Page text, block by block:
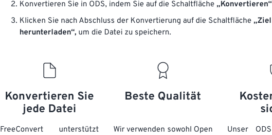
Konvertieren Sie in ODS, indem Sie auf die Schaltfläche „Konvertieren“
Klicken Sie nach Abschluss der Konvertierung auf die Schaltfläche „Ziel
herunterladen“, um die Datei zu speichern.
Konvertieren Sie
jede Datei
FreeConvert unterstützt
Beste Qualität
Wir verwenden sowohl Open
Unser